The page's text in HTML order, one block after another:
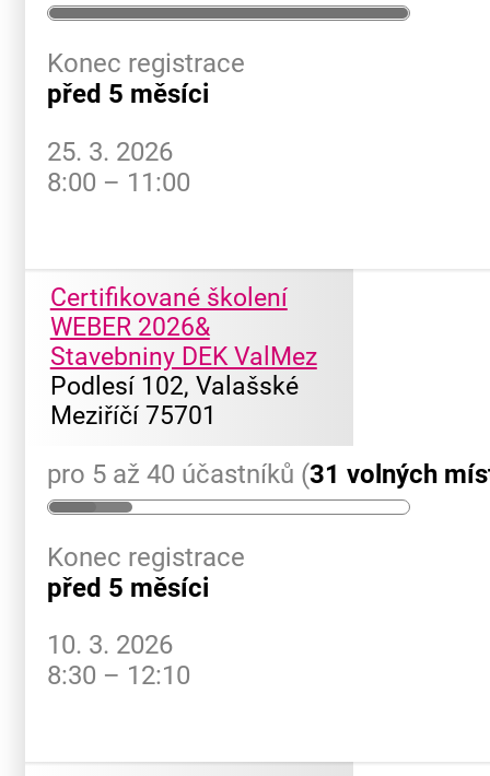
Konec registrace
před 5 měsíci
25. 3. 2026
8:00 – 11:00
Certifikované školení
WEBER 2026&
Stavebniny DEK ValMez
Podlesí 102, Valašské
Meziříčí 75701
pro 5 až 40 účastníků (31 volných
Konec registrace
před 5 měsíci
10. 3. 2026
8:30 – 12:10